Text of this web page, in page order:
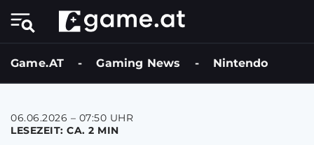
Game.AT - Gaming News - Nintendo
06.06.2026 – 07:50 UHR
LESEZEIT: CA. 2 MIN